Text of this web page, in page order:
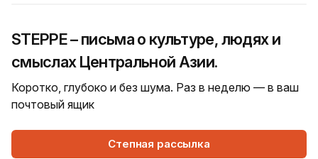
STEPPE – письма о культуре, людях и
смыслах Центральной Азии.
Коротко, глубоко и без шума. Раз в неделю — в ваш
почтовый ящик
Степная рассылка